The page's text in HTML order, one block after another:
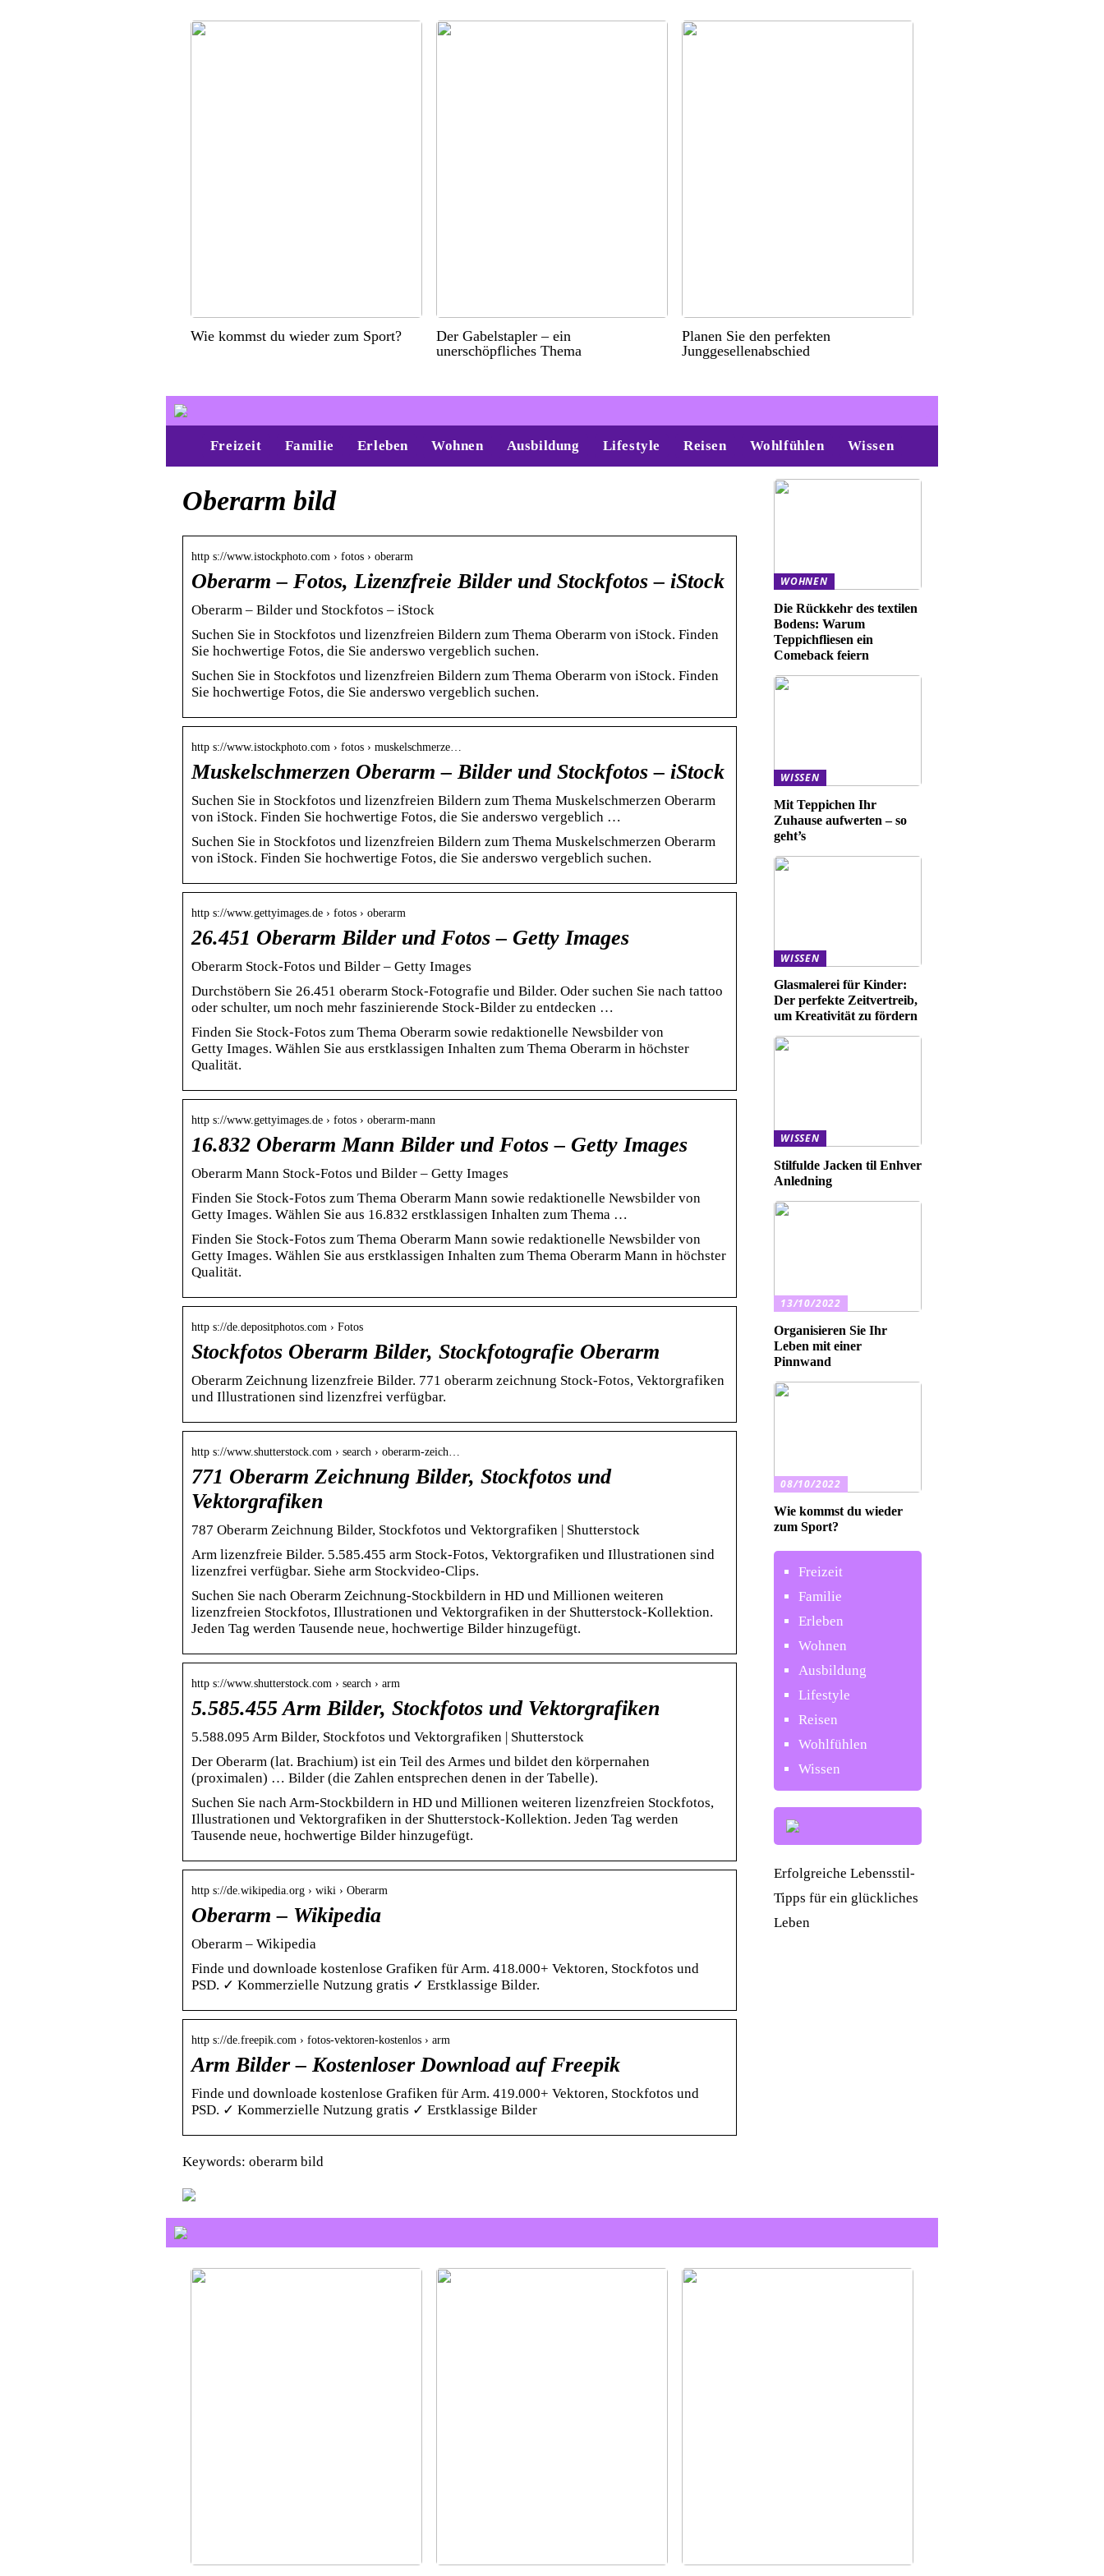
Wie kommst du wieder zum Sport?
Der Gabelstapler – ein
unerschöpfliches Thema
Planen Sie den perfekten
Junggesellenabschied
Freizeit Familie Erleben Wohnen Ausbildung Lifestyle Reisen Wohlfühlen Wissen
Oberarm bild
http s://www.istockphoto.com › fotos › oberarm
Oberarm – Fotos, Lizenzfreie Bilder und Stockfotos – iStock
Oberarm – Bilder und Stockfotos – iStock
Suchen Sie in Stockfotos und lizenzfreien Bildern zum Thema Oberarm von iStock. Finden
Sie hochwertige Fotos, die Sie anderswo vergeblich suchen.
Suchen Sie in Stockfotos und lizenzfreien Bildern zum Thema Oberarm von iStock. Finden
Sie hochwertige Fotos, die Sie anderswo vergeblich suchen.
http s://www.istockphoto.com › fotos › muskelschmerze…
Muskelschmerzen Oberarm – Bilder und Stockfotos – iStock
Suchen Sie in Stockfotos und lizenzfreien Bildern zum Thema Muskelschmerzen Oberarm
von iStock. Finden Sie hochwertige Fotos, die Sie anderswo vergeblich …
Suchen Sie in Stockfotos und lizenzfreien Bildern zum Thema Muskelschmerzen Oberarm
von iStock. Finden Sie hochwertige Fotos, die Sie anderswo vergeblich suchen.
http s://www.gettyimages.de › fotos › oberarm
26.451 Oberarm Bilder und Fotos – Getty Images
Oberarm Stock-Fotos und Bilder – Getty Images
Durchstöbern Sie 26.451 oberarm Stock-Fotografie und Bilder. Oder suchen Sie nach tattoo
oder schulter, um noch mehr faszinierende Stock-Bilder zu entdecken …
Finden Sie Stock-Fotos zum Thema Oberarm sowie redaktionelle Newsbilder von
Getty Images. Wählen Sie aus erstklassigen Inhalten zum Thema Oberarm in höchster
Qualität.
http s://www.gettyimages.de › fotos › oberarm-mann
16.832 Oberarm Mann Bilder und Fotos – Getty Images
Oberarm Mann Stock-Fotos und Bilder – Getty Images
Finden Sie Stock-Fotos zum Thema Oberarm Mann sowie redaktionelle Newsbilder von
Getty Images. Wählen Sie aus 16.832 erstklassigen Inhalten zum Thema …
Finden Sie Stock-Fotos zum Thema Oberarm Mann sowie redaktionelle Newsbilder von
Getty Images. Wählen Sie aus erstklassigen Inhalten zum Thema Oberarm Mann in höchster
Qualität.
http s://de.depositphotos.com › Fotos
Stockfotos Oberarm Bilder, Stockfotografie Oberarm
Oberarm Zeichnung lizenzfreie Bilder. 771 oberarm zeichnung Stock-Fotos, Vektorgrafiken
und Illustrationen sind lizenzfrei verfügbar.
http s://www.shutterstock.com › search › oberarm-zeich…
771 Oberarm Zeichnung Bilder, Stockfotos und
Vektorgrafiken
787 Oberarm Zeichnung Bilder, Stockfotos und Vektorgrafiken | Shutterstock
Arm lizenzfreie Bilder. 5.585.455 arm Stock-Fotos, Vektorgrafiken und Illustrationen sind
lizenzfrei verfügbar. Siehe arm Stockvideo-Clips.
Suchen Sie nach Oberarm Zeichnung-Stockbildern in HD und Millionen weiteren
lizenzfreien Stockfotos, Illustrationen und Vektorgrafiken in der Shutterstock-Kollektion.
Jeden Tag werden Tausende neue, hochwertige Bilder hinzugefügt.
http s://www.shutterstock.com › search › arm
5.585.455 Arm Bilder, Stockfotos und Vektorgrafiken
5.588.095 Arm Bilder, Stockfotos und Vektorgrafiken | Shutterstock
Der Oberarm (lat. Brachium) ist ein Teil des Armes und bildet den körpernahen
(proximalen) … Bilder (die Zahlen entsprechen denen in der Tabelle).
Suchen Sie nach Arm-Stockbildern in HD und Millionen weiteren lizenzfreien Stockfotos,
Illustrationen und Vektorgrafiken in der Shutterstock-Kollektion. Jeden Tag werden
Tausende neue, hochwertige Bilder hinzugefügt.
http s://de.wikipedia.org › wiki › Oberarm
Oberarm – Wikipedia
Oberarm – Wikipedia
Finde und downloade kostenlose Grafiken für Arm. 418.000+ Vektoren, Stockfotos und
PSD. ✓ Kommerzielle Nutzung gratis ✓ Erstklassige Bilder.
http s://de.freepik.com › fotos-vektoren-kostenlos › arm
Arm Bilder – Kostenloser Download auf Freepik
Finde und downloade kostenlose Grafiken für Arm. 419.000+ Vektoren, Stockfotos und
PSD. ✓ Kommerzielle Nutzung gratis ✓ Erstklassige Bilder
Keywords: oberarm bild
WOHNEN
Die Rückkehr des textilen
Bodens: Warum
Teppichfliesen ein
Comeback feiern
WISSEN
Mit Teppichen Ihr
Zuhause aufwerten – so
geht’s
WISSEN
Glasmalerei für Kinder:
Der perfekte Zeitvertreib,
um Kreativität zu fördern
WISSEN
Stilfulde Jacken til Enhver
Anledning
13/10/2022
Organisieren Sie Ihr
Leben mit einer
Pinnwand
08/10/2022
Wie kommst du wieder
zum Sport?
Freizeit
Familie
Erleben
Wohnen
Ausbildung
Lifestyle
Reisen
Wohlfühlen
Wissen
Erfolgreiche Lebensstil-
Tipps für ein glückliches
Leben